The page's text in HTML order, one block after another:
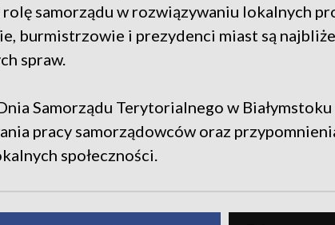
samorządu w rozwiązywaniu lokalnych
burmistrzowie i prezydenci miast są
spraw.
Samorządu Terytorialnego w Białymstoku
pracy samorządowców oraz
społeczności.